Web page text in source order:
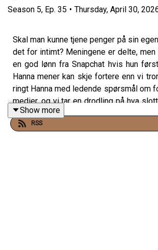
Season 5, Ep. 35 • Thursday, April 30,
Skal man kunne tjene penger på sin
det for intimt? Meningene er delte, men
en god lønn fra Snapchat hvis hun
Hanna mener kan skje fortere enn vi
ringt Hanna med ledende spørsmål om
medier, og vi tar en drodling på hva
dersom monarkiet avskaffes.
sjokkerer Hanna, mens Lone gjerne vil
Show more
RSS